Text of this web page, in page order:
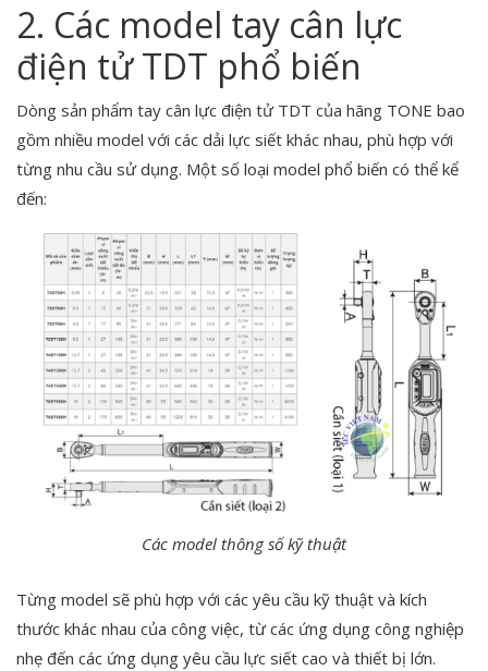
2. Các model tay cân lực
điện tử TDT phổ biến
Dòng sản phẩm tay cân lực điện tử TDT của hãng TONE bao
gồm nhiều model với các dải lực siết khác nhau, phù hợp với
từng nhu cầu sử dụng. Một số loại model phổ biến có thể kể
đến:
Các model thông số kỹ thuật
Từng model sẽ phù hợp với các yêu cầu kỹ thuật và kích
thước khác nhau của công việc, từ các ứng dụng công nghiệp
nhẹ đến các ứng dụng yêu cầu lực siết cao và thiết bị lớn.